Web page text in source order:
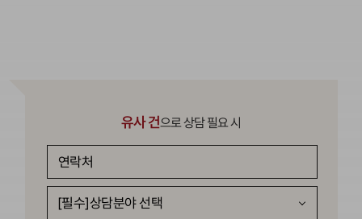
유사 건으로 상담 필요 시